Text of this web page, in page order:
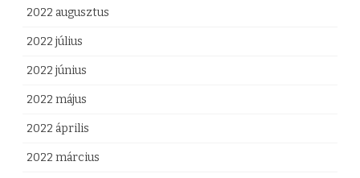
2022 augusztus
2022 július
2022 június
2022 május
2022 április
2022 március